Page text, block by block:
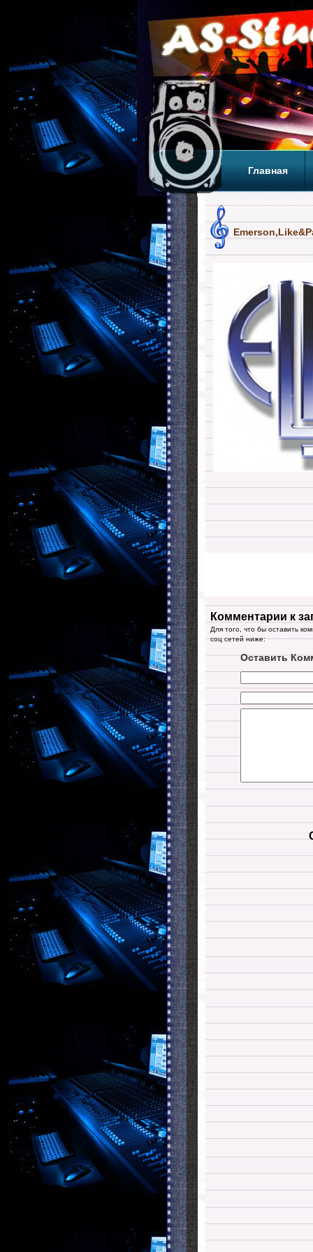
Главная
Комментарии к
Для того, что бы оставить
соц сетей ниже:
Оставить